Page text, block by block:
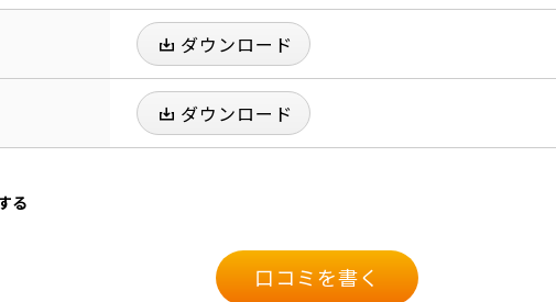
ダウンロード
ダウンロード
る
口コミを書く